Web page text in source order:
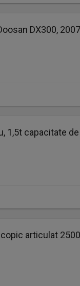
DX300, 2007
1,5t capacitate
articulat